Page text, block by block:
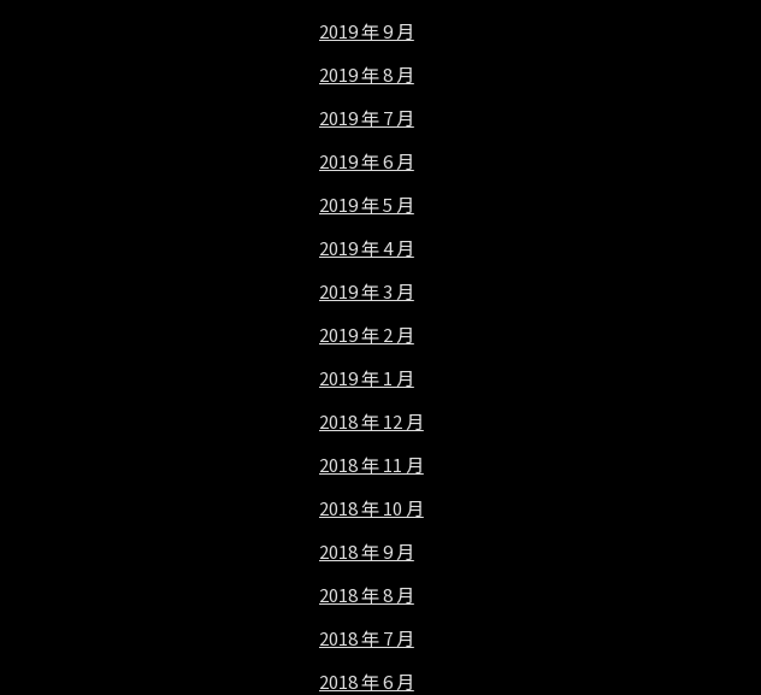
2019 年 9 月
2019 年 8 月
2019 年 7 月
2019 年 6 月
2019 年 5 月
2019 年 4 月
2019 年 3 月
2019 年 2 月
2019 年 1 月
2018 年 12 月
2018 年 11 月
2018 年 10 月
2018 年 9 月
2018 年 8 月
2018 年 7 月
2018 年 6 月